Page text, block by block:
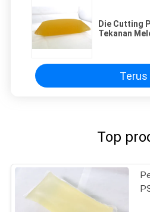
Die Cutting
Tekanan
Terus
Top